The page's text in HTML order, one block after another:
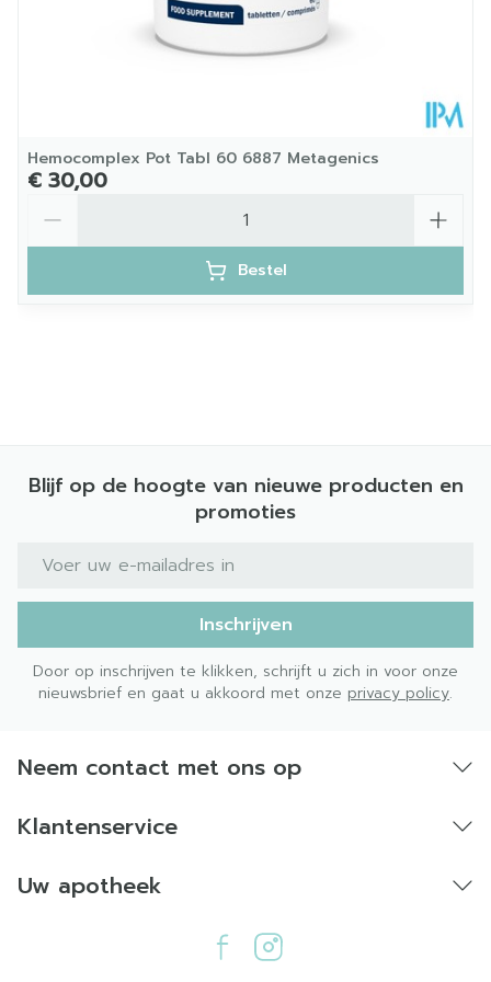
Hemocomplex Pot Tabl 60 6887 Metagenics
€ 30,00
Bestel
Blijf op de hoogte van nieuwe producten en
promoties
E-mail adres
Inschrijven
Door op inschrijven te klikken, schrijft u zich in voor onze
nieuwsbrief en gaat u akkoord met onze privacy policy.
Neem contact met ons op
Klantenservice
Uw apotheek